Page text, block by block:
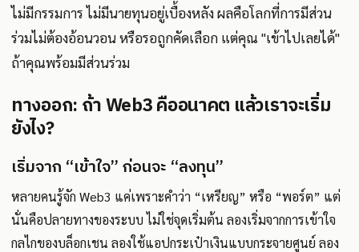
ไม่มีกรรมการ ไม่มีนายทุนอยู่เบื้องหลัง ผลคือโลกที่การมีส่วน
ร่วมไม่ต้องอ้อนวอน หรือรอถูกคัดเลือก แต่คุณ "เข้าไปเลยได้"
ถ้าคุณพร้อมมีส่วนร่วม
ทางออก: ถ้า Web3 คืออนาคต แล้วเราจะเริ่ม
ยังไง?
เริ่มจาก “เข้าใจ” ก่อนจะ “ลงทุน”
หลายคนรู้จัก Web3 แค่เพราะคำว่า “เหรียญ” หรือ “พอร์ต” แต่
นั่นคือปลายทางของระบบ ไม่ใช่จุดเริ่มต้น ลองเริ่มจากการเข้าใจ
กลไกของบล็อกเชน ลองใช้แอปกระเป๋าเงินแบบกระจายศูนย์ ลอง